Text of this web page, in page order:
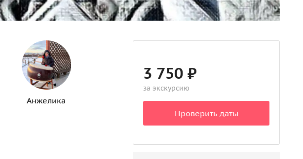
Анжелика
3 750 ₽
за экскурсию
Проверить даты